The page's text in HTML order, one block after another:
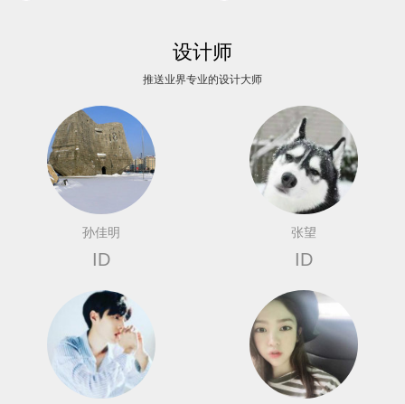
设计师
推送业界专业的设计大师
孙佳明
ID
张望
ID